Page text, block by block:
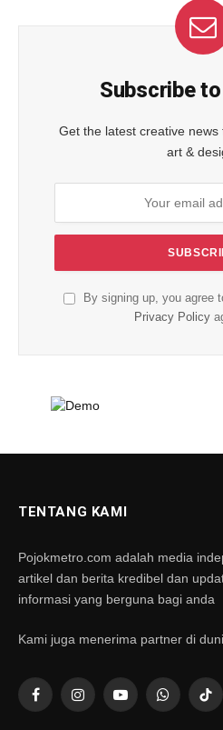
Subscribe
Get the latest creative
art &
By signing up, you agree
Privacy Policy
TENTANG KAMI
Pojokmetro.com adalah media
artikel dan berita kredibel dan
informasi yang berguna bagi anda
Kami juga menerima partner di
FacebookInstagramYouTubeWhatsApp